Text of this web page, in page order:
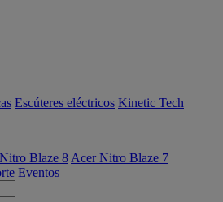
Escúteres eléctricos Kinetic Tech
Blaze 8 Acer Nitro Blaze 7
Eventos